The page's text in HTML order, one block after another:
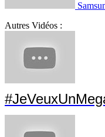
Autres Vidéos :